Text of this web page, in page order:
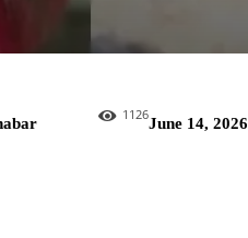
1126
June 14, 2026